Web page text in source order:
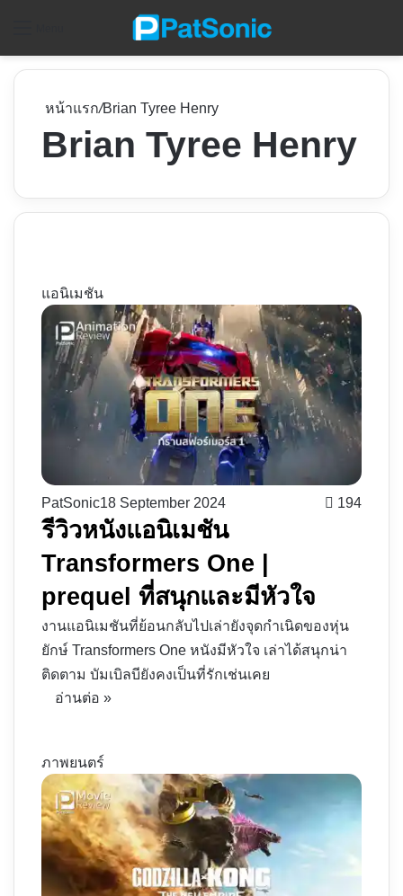
หน้าแรก/Brian Tyree Henry
Brian Tyree Henry
แอนิเมชัน
PatSonic18 September 2024 194
รีวิวหนังแอนิเมชัน
Transformers One |
prequel ที่สนุกและมีหัวใจ
งานแอนิเมชันที่ย้อนกลับไปเล่ายังจุดกำเนิดของหุ่น
ยักษ์ Transformers One หนังมีหัวใจ เล่าได้สนุกน่า
ติดตาม บัมเบิลบียังคงเป็นที่รักเช่นเคย
อ่านต่อ »
ภาพยนตร์